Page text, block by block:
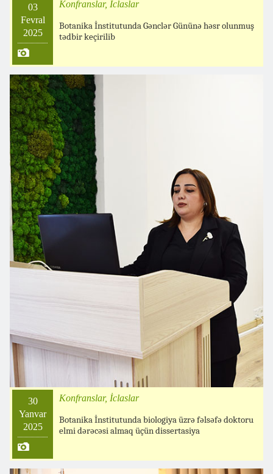
03
Fevral
2025
Konfranslar, İclaslar
Botanika İnstitutunda Gənclər Gününə həsr olunmuş
tədbir keçirilib
30
Yanvar
2025
Konfranslar, İclaslar
Botanika İnstitutunda biologiya üzrə fəlsəfə doktoru
elmi dərəcəsi almaq üçün dissertasiya